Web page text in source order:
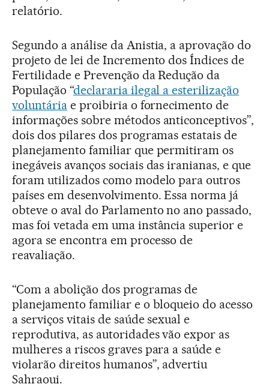
relatório.
Segundo a análise da Anistia, a aprovação do
projeto de lei de Incremento dos Índices de
Fertilidade e Prevenção da Redução da
População “declararia ilegal a esterilização
voluntáriae proibiria o fornecimento de
informações sobre métodos anticonceptivos”,
dois dos pilares dos programas estatais de
planejamento familiar que permitiram os
inegáveis avanços sociais das iranianas, e que
foram utilizados como modelo para outros
países em desenvolvimento. Essa norma já
obteve o aval do Parlamento no ano passado,
mas foi vetada em uma instância superior e
agora se encontra em processo de
reavaliação.
“Com a abolição dos programas de
planejamento familiar e o bloqueio do acesso
a serviços vitais de saúde sexual e
reprodutiva, as autoridades vão expor as
mulheres a riscos graves para a saúde e
violarão direitos humanos”, advertiu
Sahraoui.